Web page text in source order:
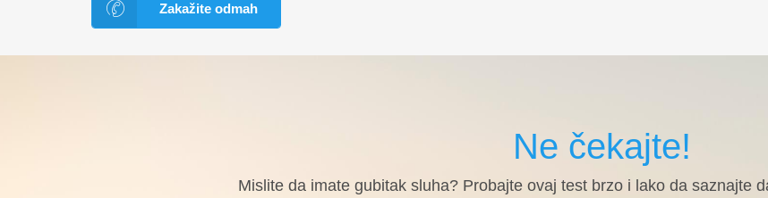
Zakažite odmah
Ne čekajte!
Mislite da imate gubitak sluha? Probajte ovaj test brzo i lako da saznajte